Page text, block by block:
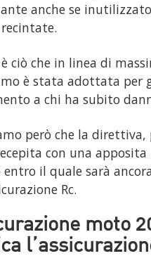
anche se
ciò che in linea di
è stata adottata per
a chi ha subito
però che la
con una
entro il quale sarà
Rc.
moto